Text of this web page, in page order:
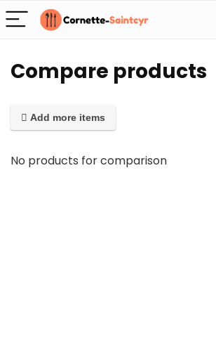
Compare products
Add more items
No products for comparison